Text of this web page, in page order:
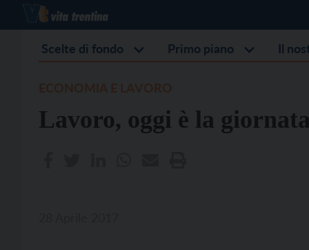
Scelte di fondo Primo piano Il
Lavoro, oggi è la